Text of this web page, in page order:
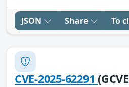
JSON Share To
CVE-2025-62291